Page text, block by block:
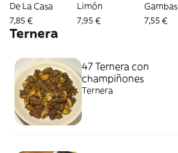
De La Casa
7,85 €
Limón
7,95 €
Gambas
7,55 €
Ternera
47 Ternera con
champiñones
Ternera